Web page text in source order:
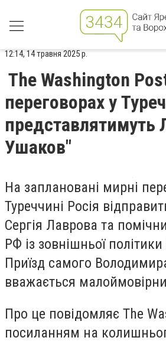
12:14, 14 травня 2025 р.
The Washington
переговорах у
представлятимуть
Ушаков"
На заплановані мирні
Туреччині Росія
Сергія Лаврова та
РФ із зовнішньої
Приїзд самого
вважається
Про це повідомляє The
посиланням на